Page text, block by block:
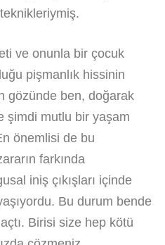
ve onunla bir çocuk
pişmanlık hissinin
gözünde ben, doğarak
şimdi mutlu bir yaşam
önemlisi de bu
farkında
iniş çıkışları içinde
Bu durum bende
Birisi size hep kötü